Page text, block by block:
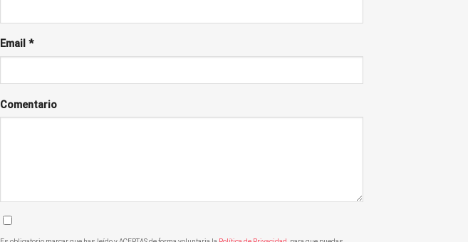
Email *
Comentario